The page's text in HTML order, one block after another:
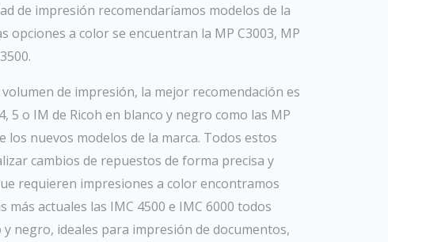
de impresión recomendaríamos modelos de la
opciones a color se encuentran la MP C3003, MP
de impresión, la mejor recomendación es
o IM de Ricoh en blanco y negro como las MP
los nuevos modelos de la marca. Todos estos
cambios de repuestos de forma precisa y
requieren impresiones a color encontramos
más actuales las IMC 4500 e IMC 6000 todos
negro, ideales para impresión de documentos,